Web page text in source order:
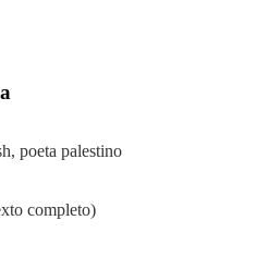
poeta palestino
completo)